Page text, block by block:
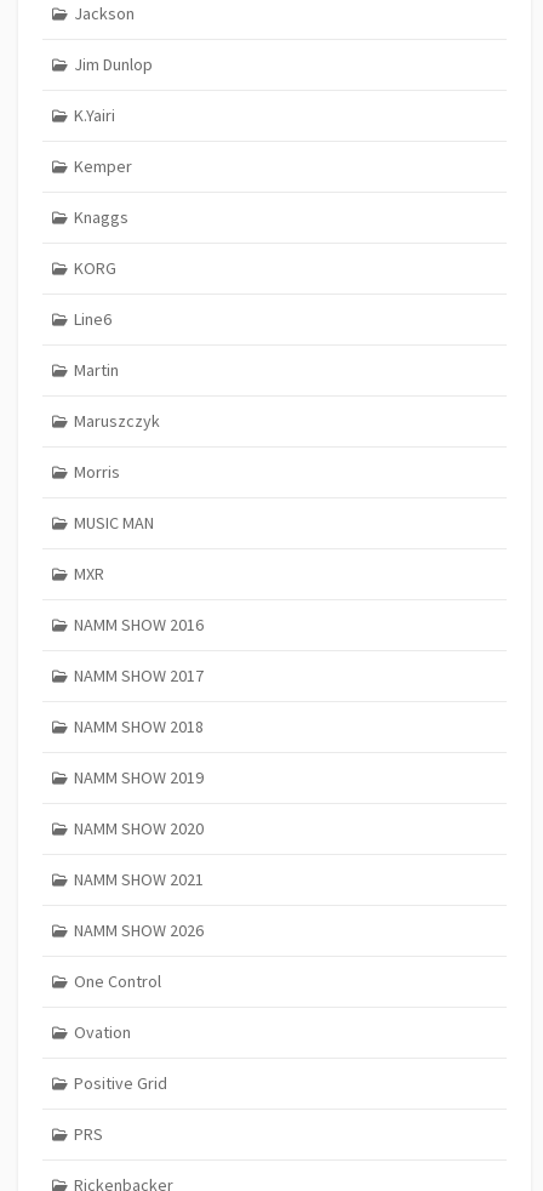
Jackson
Jim Dunlop
K.Yairi
Kemper
Knaggs
KORG
Line6
Martin
Maruszczyk
Morris
MUSIC MAN
MXR
NAMM SHOW 2016
NAMM SHOW 2017
NAMM SHOW 2018
NAMM SHOW 2019
NAMM SHOW 2020
NAMM SHOW 2021
NAMM SHOW 2026
One Control
Ovation
Positive Grid
PRS
Rickenbacker